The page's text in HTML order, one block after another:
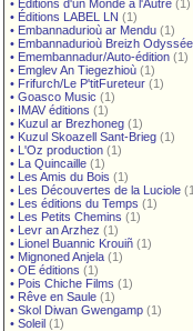
• Éditions d'un Monde à l'Autre (1)
• Éditions LABEL LN (1)
• Embannadurioù ar Mendu (1)
• Embannadurioù Breizh Odyssée
• Emembannadur/Auto-édition (1)
• Emglev An Tiegezhioù (1)
• Frifurch/Le P'titFureteur (1)
• Goasco Music (1)
• IMAV éditions (1)
• Kuzul ar Brezhoneg (1)
• Kuzul Skoazell Sant-Brieg (1)
• L'Oz production (1)
• La Quincaille (1)
• Les Amis du Bois (1)
• Les Découvertes de la Luciole
• Les éditions du Temps (1)
• Les Petits Chemins (1)
• Levr an Arzhez (1)
• Lionel Buannic Krouiñ (1)
• Mignoned Anjela (1)
• OE éditions (1)
• Pois Chiche Films (1)
• Rêve en Saule (1)
• Skol Diwan Gwengamp (1)
• Soleil (1)